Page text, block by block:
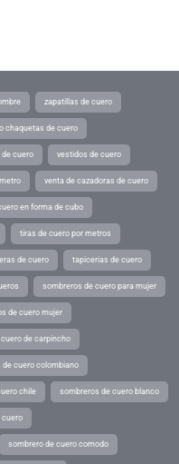
zapatillas de cuero
chaquetas de cuero
de cuero vestidos de cuero
venta de cazadoras de cuero
en forma de cubo
tiras de cuero por metros
de cuero tapicerias de cuero
sombreros de cuero para mujer
de cuero mujer
de carpincho
de cuero colombiano
chile sombreros de cuero blanco
cuero
sombrero de cuero comodo